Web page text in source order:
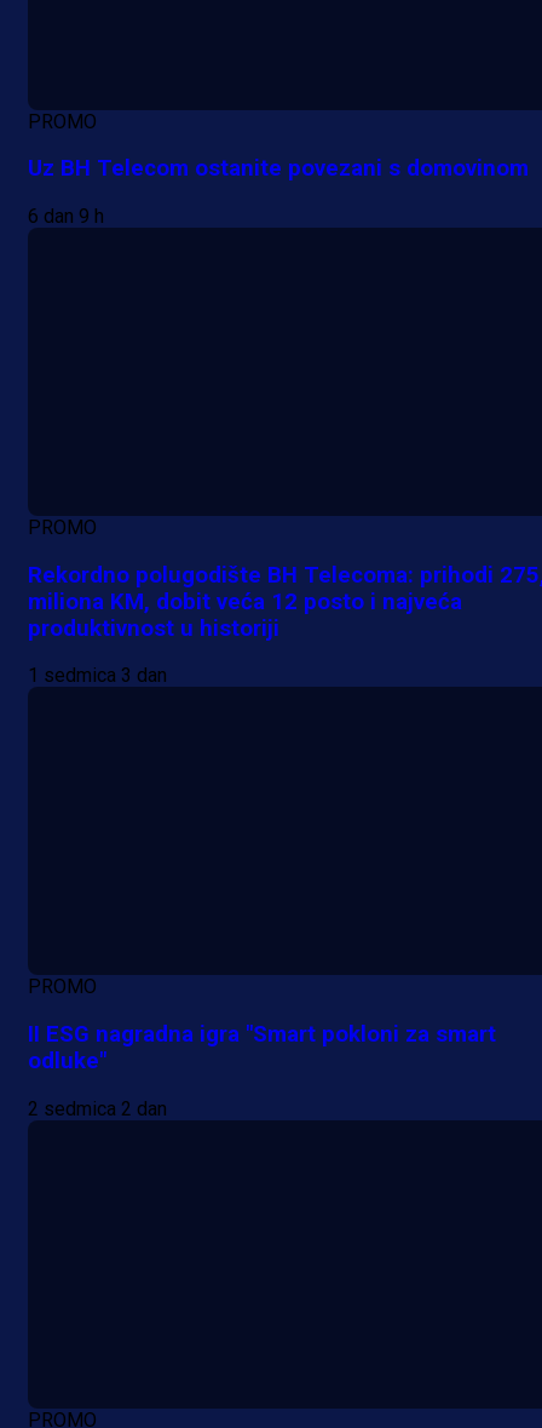
PROMO
Uz BH Telecom ostanite povezani s domovinom
6 dan 9 h
PROMO
Rekordno polugodište BH Telecoma: prihodi
miliona KM, dobit veća 12 posto i najveća
produktivnost u historiji
1 sedmica 3 dan
PROMO
II ESG nagradna igra "Smart pokloni za smart
odluke"
2 sedmica 2 dan
PROMO